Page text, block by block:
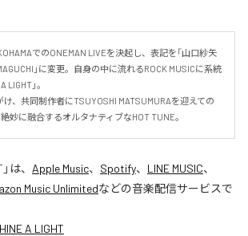
でのONEMAN LIVEを決起し、表記を「山口紗矢
」に変更。自身の中に流れるROCK MUSICに系統
LIGHT」。
、共同制作者にTSUYOSHI MATSUMURAを迎えての
妙に融合するオルタナティブなHOT TUNE。
」は、 Apple Music、 Spotify、 LINE MUSIC、
Music Unlimitedなどの音楽配信サービスで
A LIGHT